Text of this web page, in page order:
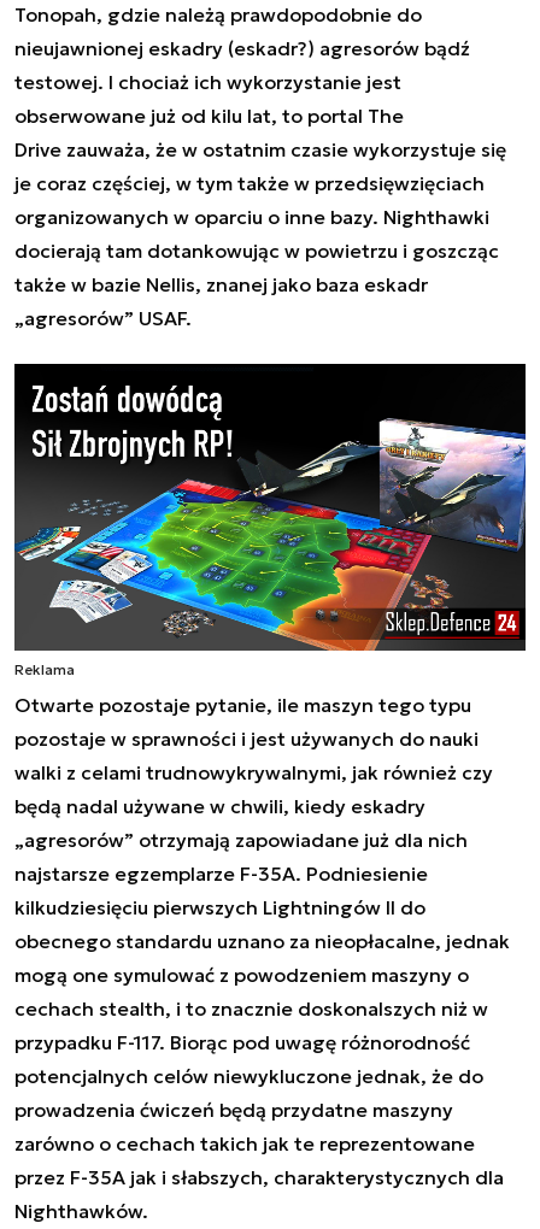
Tonopah, gdzie należą prawdopodobnie do
nieujawnionej eskadry (eskadr?) agresorów bądź
testowej. I chociaż ich wykorzystanie jest
obserwowane już od kilu lat, to portal The
Drive zauważa, że w ostatnim czasie wykorzystuje się
je coraz częściej, w tym także w przedsięwzięciach
organizowanych w oparciu o inne bazy. Nighthawki
docierają tam dotankowując w powietrzu i goszcząc
także w bazie Nellis, znanej jako baza eskadr
„agresorów” USAF.
Reklama
Otwarte pozostaje pytanie, ile maszyn tego typu
pozostaje w sprawności i jest używanych do nauki
walki z celami trudnowykrywalnymi, jak również czy
będą nadal używane w chwili, kiedy eskadry
„agresorów” otrzymają zapowiadane już dla nich
najstarsze egzemplarze F-35A. Podniesienie
kilkudziesięciu pierwszych Lightningów II do
obecnego standardu uznano za nieopłacalne, jednak
mogą one symulować z powodzeniem maszyny o
cechach stealth, i to znacznie doskonalszych niż w
przypadku F-117. Biorąc pod uwagę różnorodność
potencjalnych celów niewykluczone jednak, że do
prowadzenia ćwiczeń będą przydatne maszyny
zarówno o cechach takich jak te reprezentowane
przez F-35A jak i słabszych, charakterystycznych dla
Nighthawków.